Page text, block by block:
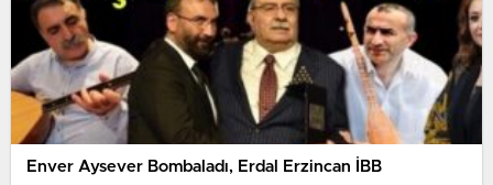
Enver Aysever Bombaladı, Erdal Erzincan İBB